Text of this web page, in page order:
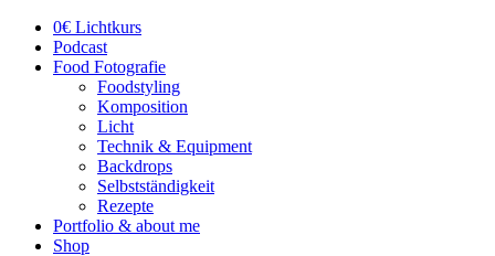
0€ Lichtkurs
Podcast
Food Fotografie
Foodstyling
Komposition
Licht
Technik & Equipment
Backdrops
Selbstständigkeit
Rezepte
Portfolio & about me
Shop